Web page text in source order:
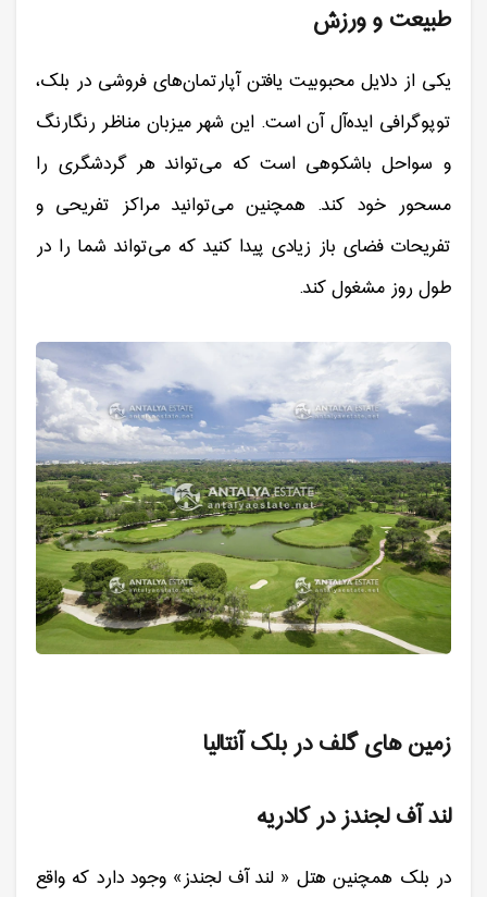
طبیعت و ورزش
یکی از دلایل محبوبیت یافتن آپارتمان‌های فروشی در بلک،
توپوگرافی ایده‌آل آن است. این شهر میزبان مناظر رنگارنگ
و سواحل باشکوهی است که می‌تواند هر گردشگری را
مسحور خود کند. همچنین می‌توانید مراکز تفریحی و
تفریحات فضای باز زیادی پیدا کنید که می‌تواند شما را در
طول روز مشغول کند.
زمین های گلف در بلک آنتالیا
لند آف لجندز در کادریه
در بلک همچنین هتل « لند آف لجندز» وجود دارد که واقع